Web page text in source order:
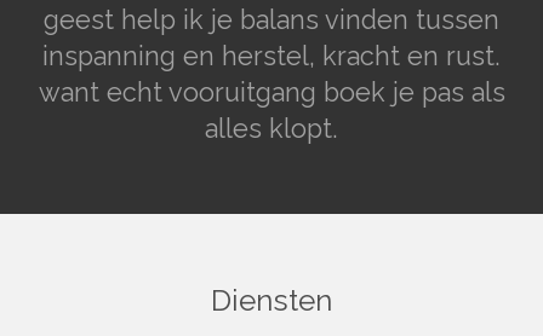
geest help ik je balans vinden tussen
inspanning en herstel, kracht en rust.
want echt vooruitgang boek je pas als
alles klopt.
Diensten